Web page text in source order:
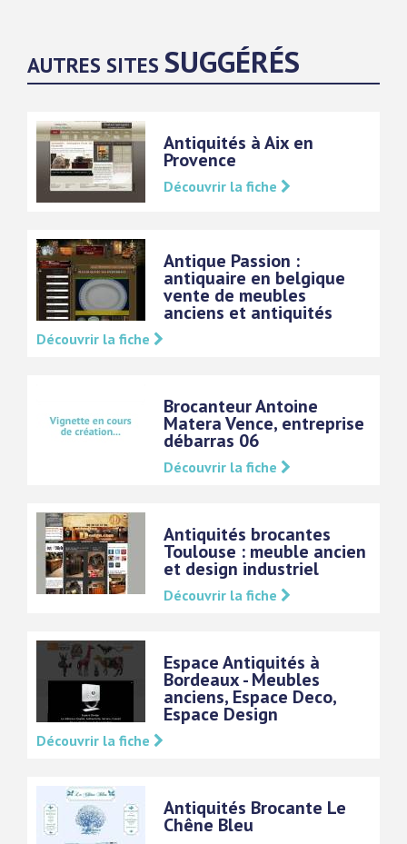
AUTRES SITES SUGGÉRÉS
Antiquités à Aix en
Provence
Découvrir la fiche
Antique Passion :
antiquaire en belgique
vente de meubles
anciens et antiquités
Découvrir la fiche
Brocanteur Antoine
Matera Vence, entreprise
débarras 06
Découvrir la fiche
Antiquités brocantes
Toulouse : meuble ancien
et design industriel
Découvrir la fiche
Espace Antiquités à
Bordeaux - Meubles
anciens, Espace Deco,
Espace Design
Découvrir la fiche
Antiquités Brocante Le
Chêne Bleu